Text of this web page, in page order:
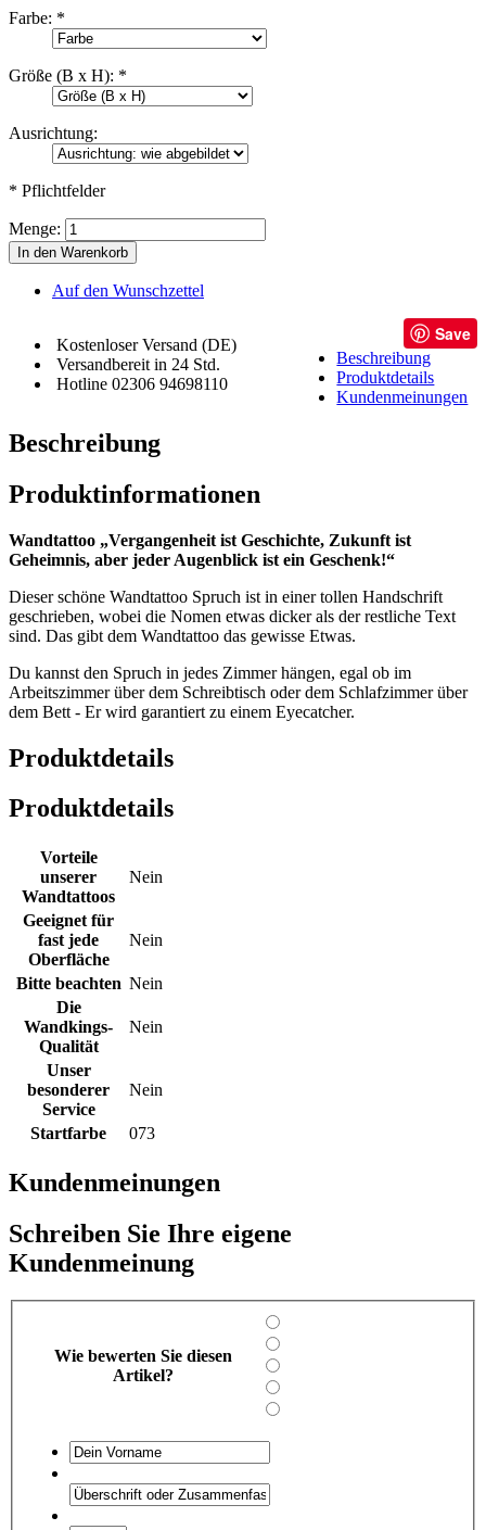
Farbe: *
Größe (B x H): *
Ausrichtung:
* Pflichtfelder
Menge:
In den Warenkorb
Auf den Wunschzettel
Kostenloser Versand (DE)
Versandbereit in 24 Std.
Hotline 02306 94698110
Save
Beschreibung
Produktdetails
Kundenmeinungen
Beschreibung
Produktinformationen
Wandtattoo „Vergangenheit ist Geschichte, Zukunft ist
Geheimnis, aber jeder Augenblick ist ein Geschenk!“
Dieser schöne Wandtattoo Spruch ist in einer tollen Handschrift
geschrieben, wobei die Nomen etwas dicker als der restliche Text
sind. Das gibt dem Wandtattoo das gewisse Etwas.
Du kannst den Spruch in jedes Zimmer hängen, egal ob im
Arbeitszimmer über dem Schreibtisch oder dem Schlafzimmer über
dem Bett - Er wird garantiert zu einem Eyecatcher.
Produktdetails
Produktdetails
Vorteile
unserer
Wandtattoos
Nein
Geeignet für
fast jede
Oberfläche
Nein
Bitte beachten Nein
Die
Wandkings-
Qualität
Nein
Unser
besonderer
Service
Nein
Startfarbe 073
Kundenmeinungen
Schreiben Sie Ihre eigene
Kundenmeinung
Wie bewerten Sie diesen
Artikel?